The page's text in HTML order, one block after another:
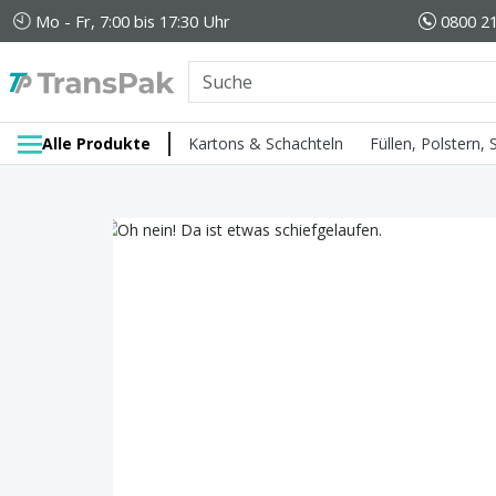
Mo - Fr, 7:00 bis 17:30 Uhr 0800
Alle Produkte Kartons & Schachteln Füllen, Polstern,